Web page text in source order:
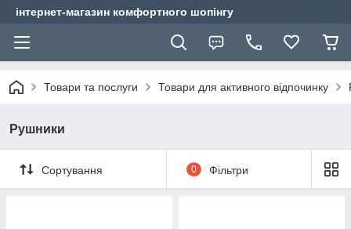
інтернет-магазин комфортного шопінгу
Товари та послуги Товари для активного відпочинку
Рушники
Сортування 0 Фільтри